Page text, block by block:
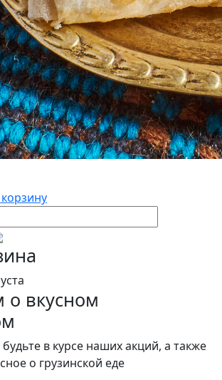
о вкусном
в курсе наших акций, а также
о грузинской еде